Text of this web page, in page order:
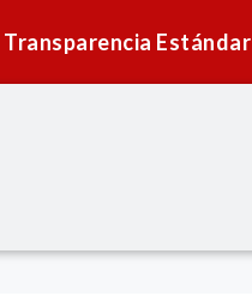
Estándar